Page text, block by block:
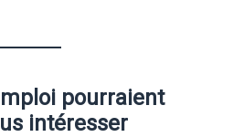
pourraient
intéresser